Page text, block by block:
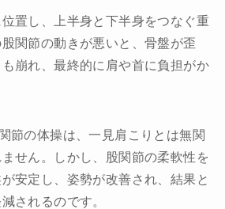
置し、上半身と下半身をつなぐ重
関節の動きが悪いと、骨盤が歪
崩れ、最終的に肩や首に負担がか
節の体操は、一見肩こりとは無関
せん。しかし、股関節の柔軟性を
安定し、姿勢が改善され、結果と
されるのです。